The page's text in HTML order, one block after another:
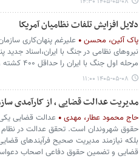
دلایل افزایش تلفات نظامیان آمریکا
پاک آئین، محسن
علیرغم پنهان‌کاری
نیروهای نظامی در جنگ با ایران،اسناد جدید
مرحله اول جنگ با ایران را حداقل ۴۰۰ کشته و زخمی و ۱۷ مورد جراحت جدی می داند.
۱۴۰۵-۰۵-۰۸ ۱۱:۰۰
مدیریت عدالت قضایی ، از کارآمدی
حاج محمود عطار، مهدی
عدالت قضایی
حقوق شهروندان است. تحقق عدالت در نظام
بلکه نیازمند مدیریت صحیح فرآیندهای
قضایی و تضمین حقوق دفاعی اصحاب